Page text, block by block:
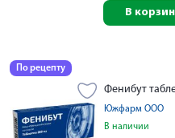
В
По рецепту
Фенибут
Южфарм ООО
В наличии